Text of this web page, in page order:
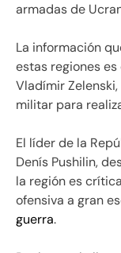
armadas de
La información
estas regiones
Vladímir
militar para
El líder de la
Denís Pushilin,
la región es
ofensiva a gran
guerra.